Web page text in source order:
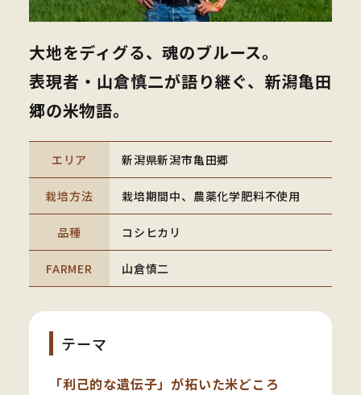
大地をディグる、魂のブルース。
表現者・山倉慎二が語り継ぐ、新潟亀田
郷の米物語。
エリア 新潟県新潟市亀田郷
栽培方法 栽培期間中、農薬化学肥料不使用
品種 コシヒカリ
FARMER 山倉慎二
テーマ
「利己的な遺伝子」が拓いた米どころ